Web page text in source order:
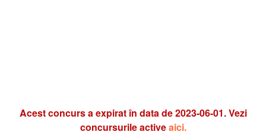
Acest concurs a expirat în data de 2023-06-01. Vezi
concursurile activeaici.